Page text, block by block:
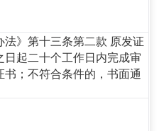
法》第十三条第二款 原发证
起二十个工作日内完成审
；不符合条件的，书面通